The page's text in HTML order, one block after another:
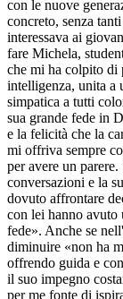
con le nuove
concreto, senza
interessava ai
fare Michela,
che mi ha colpito di
intelligenza, unita a
simpatica a tutti
sua grande fede in
e la felicità che la
mi offriva sempre
per avere un
conversazioni e la
dovuto affrontare
con lei hanno
fede». Anche se
diminuire «non ha
offrendo guida e
il suo impegno
per me fonte di